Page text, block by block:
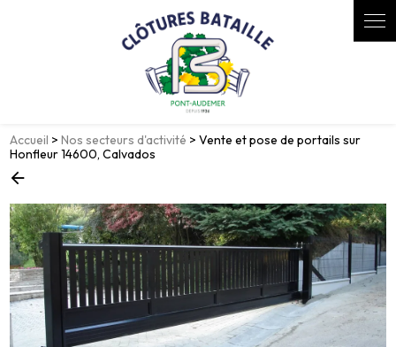
Accueil >Nos secteurs d'activité > Vente et pose de portails sur
Honfleur 14600, Calvados
Panneau de gestion des cookies